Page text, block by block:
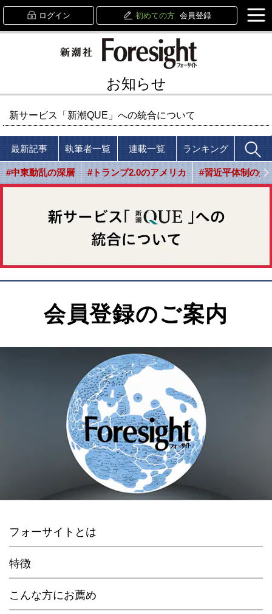
ログイン 初めての方 会員登録
お知らせ
新サービス「新潮QUE」への統合について
最新記事 執筆者一覧 連載一覧 ランキング
#中東動乱の深層 #トランプ2.0のアメリカ #習近平体制の光
会員登録のご案内
フォーサイトとは
特徴
こんな方にお薦め